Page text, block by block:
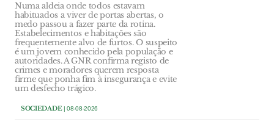
Numa aldeia onde todos estavam
habituados a viver de portas abertas, o
medo passou a fazer parte da rotina.
Estabelecimentos e habitações são
frequentemente alvo de furtos. O suspeito
é um jovem conhecido pela população e
autoridades. A GNR confirma registo de
crimes e moradores querem resposta
firme que ponha fim à insegurança e evite
um desfecho trágico.
SOCIEDADE| 08-08-2026